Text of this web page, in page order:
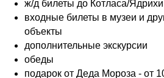
ж/д билеты до Котласа/
входные билеты в музеи и
объекты
дополнительные экскурсии
обеды
подарок от Деда Мороза - от